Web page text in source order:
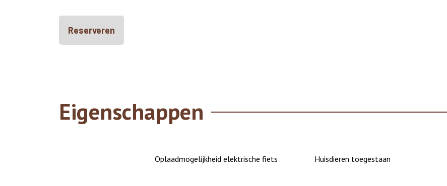
Reserveren
Eigenschappen
Oplaadmogelijkheid elektrische fiets Huisdieren toegestaan